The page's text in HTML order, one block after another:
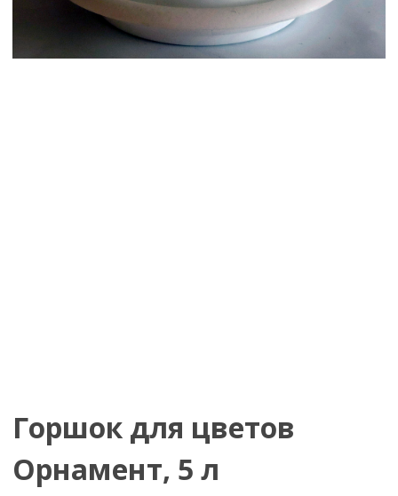
Горшок для цветов
Орнамент, 5 л